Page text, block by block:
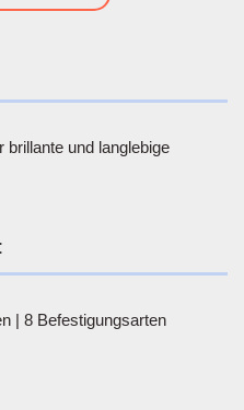
und langlebige
| 8 Befestigungsarten